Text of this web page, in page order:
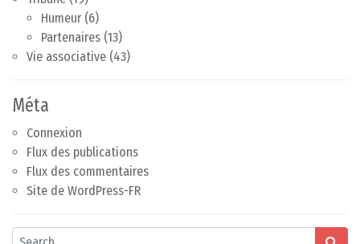
Humeur (6)
Partenaires (13)
Vie associative (43)
Méta
Connexion
Flux des publications
Flux des commentaires
Site de WordPress-FR
Search